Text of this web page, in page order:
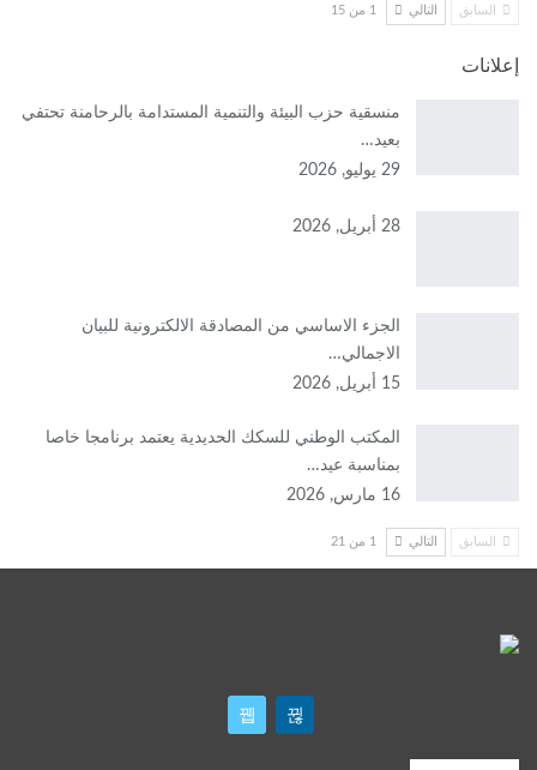
السابق التالي 1 من 15
إعلانات
منسقية حزب البيئة والتنمية المستدامة بالرحامنة تحتفي
بعيد…
29 يوليو, 2026
28 أبريل, 2026
الجزء الاساسي من المصادقة الالكترونية للبيان
الاجمالي…
15 أبريل, 2026
المكتب الوطني للسكك الحديدية يعتمد برنامجا خاصا
بمناسبة عيد…
16 مارس, 2026
السابق التالي 1 من 21